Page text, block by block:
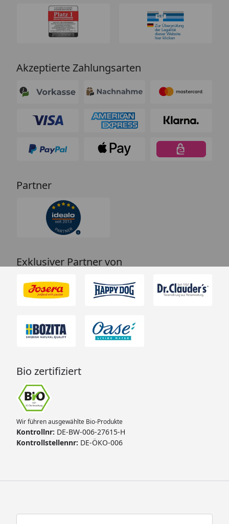
Akzeptierte Zahlungsarten
Partner
Exklusiver Partner von
Bio zertifiziert
Wir führen ausgewählte Bio-Produkte
Kontrollnr: DE-BW-006-27615-H
Kontrollstellennr: DE-ÖKO-006